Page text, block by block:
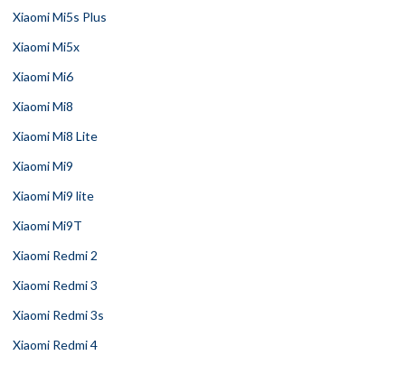
Xiaomi Mi5s Plus
Xiaomi Mi5x
Xiaomi Mi6
Xiaomi Mi8
Xiaomi Mi8 Lite
Xiaomi Mi9
Xiaomi Mi9 lite
Xiaomi Mi9T
Xiaomi Redmi 2
Xiaomi Redmi 3
Xiaomi Redmi 3s
Xiaomi Redmi 4